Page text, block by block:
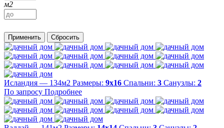
м2
Применить Сбросить
Исландия — 134м2 Размеры: 9х16 Спальни: 3 Санузлы: 2
По запросу Подробнее